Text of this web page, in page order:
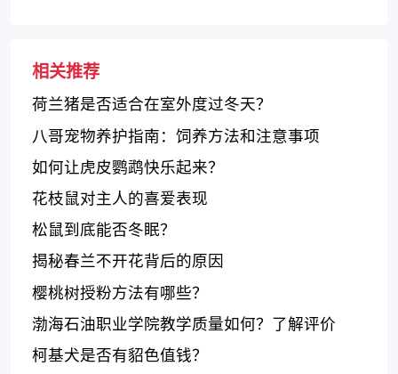
相关推荐
荷兰猪是否适合在室外度过冬天？
八哥宠物养护指南：饲养方法和注意事项
如何让虎皮鹦鹉快乐起来？
花枝鼠对主人的喜爱表现
松鼠到底能否冬眠？
揭秘春兰不开花背后的原因
樱桃树授粉方法有哪些？
渤海石油职业学院教学质量如何？了解评价
柯基犬是否有貂色值钱？